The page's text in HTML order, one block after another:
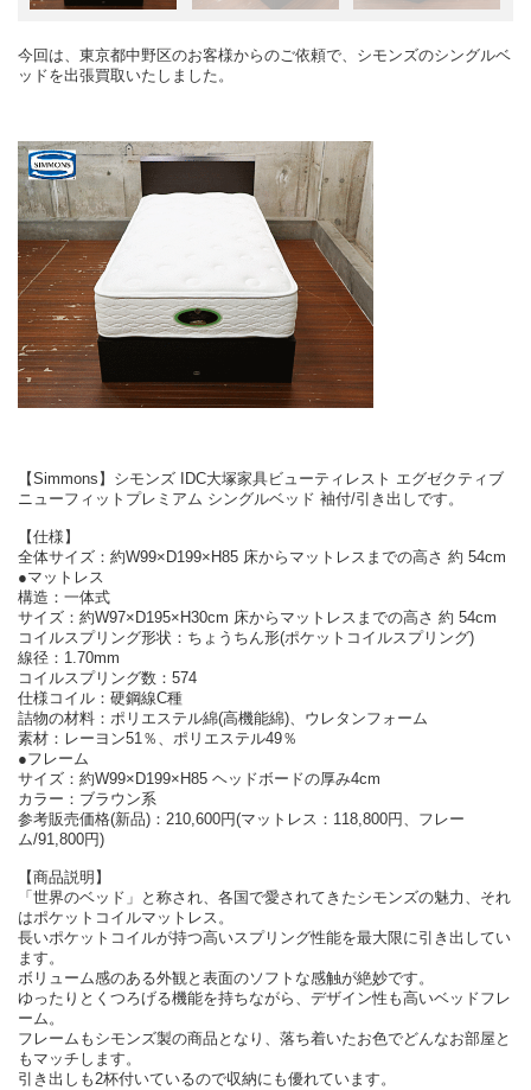
今回は、東京都中野区のお客様からのご依頼で、シモンズのシングルベ
ッドを出張買取いたしました。
【Simmons】シモンズ IDC大塚家具ビューティレスト エグゼクティブ
ニューフィットプレミアム シングルベッド 袖付/引き出しです。
【仕様】
全体サイズ：約W99×D199×H85 床からマットレスまでの高さ 約 54cm
●マットレス
構造：一体式
サイズ：約W97×D195×H30cm 床からマットレスまでの高さ 約 54cm
コイルスプリング形状：ちょうちん形(ポケットコイルスプリング)
線径：1.70mm
コイルスプリング数：574
仕様コイル：硬鋼線C種
詰物の材料：ポリエステル綿(高機能綿)、ウレタンフォーム
素材：レーヨン51％、ポリエステル49％
●フレーム
サイズ：約W99×D199×H85 ヘッドボードの厚み4cm
カラー：ブラウン系
参考販売価格(新品)：210,600円(マットレス：118,800円、フレー
ム/91,800円)
【商品説明】
「世界のベッド」と称され、各国で愛されてきたシモンズの魅力、それ
はポケットコイルマットレス。
長いポケットコイルが持つ高いスプリング性能を最大限に引き出してい
ます。
ボリューム感のある外観と表面のソフトな感触が絶妙です。
ゆったりとくつろげる機能を持ちながら、デザイン性も高いベッドフレ
ーム。
フレームもシモンズ製の商品となり、落ち着いたお色でどんなお部屋と
もマッチします。
引き出しも2杯付いているので収納にも優れています。